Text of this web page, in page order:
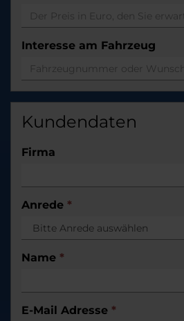
Interesse am Fahrzeug
Kundendaten
Firma
Anrede *
Name *
E-Mail Adresse *